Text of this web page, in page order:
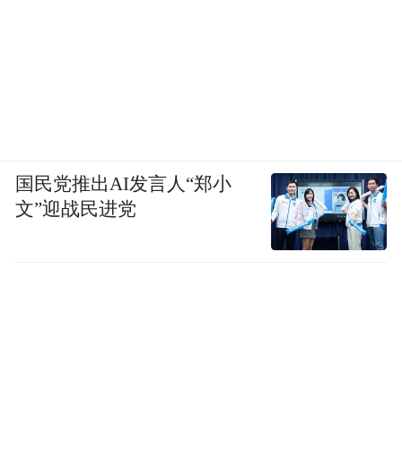
国民党推出AI发言人“郑小
文”迎战民进党